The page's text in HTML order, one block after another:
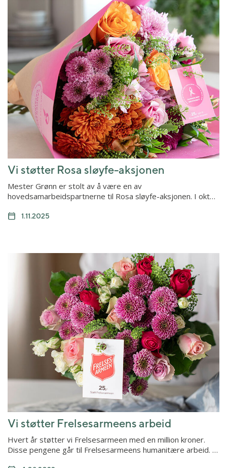
Vi støtter Rosa sløyfe-aksjonen
Mester Grønn er stolt av å være en av
hovedsamarbeidspartnerne til Rosa sløyfe-aksjonen. I okt…
1.11.2025
Vi støtter Frelsesarmeens arbeid
Hvert år støtter vi Frelsesarmeen med en million kroner.
Disse pengene går til Frelsesarmeens humanitære arbeid. …